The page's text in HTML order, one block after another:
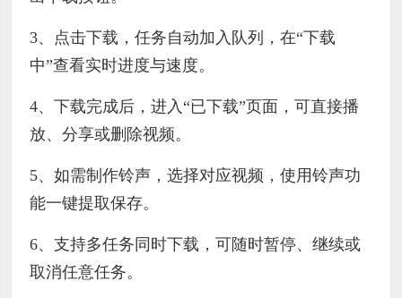
3、点击下载，任务自动加入队列，在“下载
中”查看实时进度与速度。
4、下载完成后，进入“已下载”页面，可直接播
放、分享或删除视频。
5、如需制作铃声，选择对应视频，使用铃声功
能一键提取保存。
6、支持多任务同时下载，可随时暂停、继续或
取消任意任务。